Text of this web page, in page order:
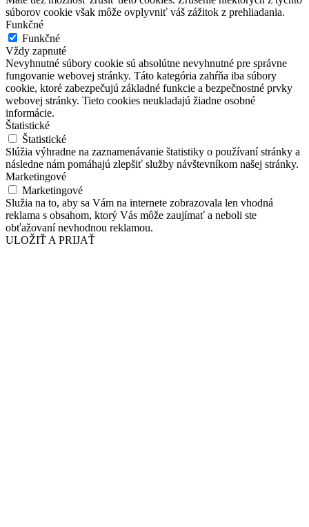
súborov cookie však môže ovplyvniť váš zážitok z prehliadania.
Funkčné
Funkčné
Vždy zapnuté
Nevyhnutné súbory cookie sú absolútne nevyhnutné pre správne
fungovanie webovej stránky. Táto kategória zahŕňa iba súbory
cookie, ktoré zabezpečujú základné funkcie a bezpečnostné prvky
webovej stránky. Tieto cookies neukladajú žiadne osobné
informácie.
Štatistické
Štatistické
Slúžia výhradne na zaznamenávanie štatistiky o používaní stránky a
následne nám pomáhajú zlepšiť služby návštevníkom našej stránky.
Marketingové
Marketingové
Služia na to, aby sa Vám na internete zobrazovala len vhodná
reklama s obsahom, ktorý Vás môže zaujímať a neboli ste
obťažovaní nevhodnou reklamou.
ULOŽIŤ A PRIJAŤ